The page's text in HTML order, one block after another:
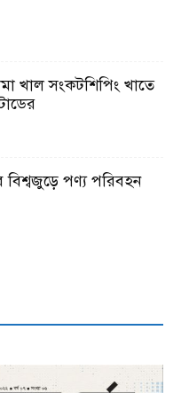
খাল সংকটশিপিং খাতে
বিশ্বজুড়ে পণ্য পরিবহন